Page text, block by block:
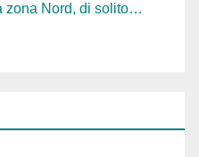
zona Nord, di solito…